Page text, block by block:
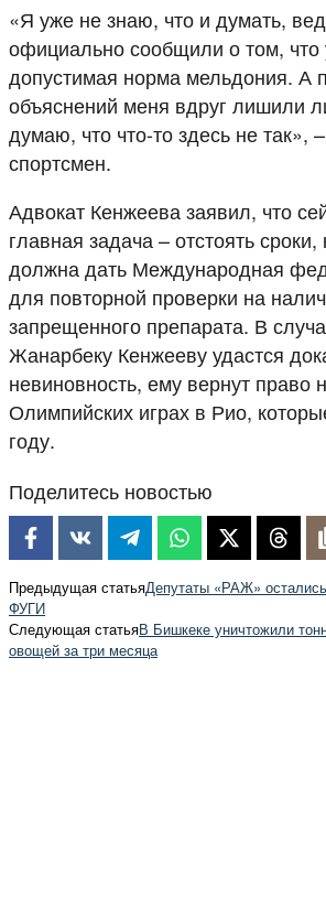
«Я уже не знаю, что и думать,
официально сообщили о том, что
допустимая норма мельдония. А
объяснений меня вдруг лишили
думаю, что что-то здесь не так»,
спортсмен.
Адвокат Кенжеева заявил, что
главная задача – отстоять
должна дать Международная
для повторной проверки на
запрещенного препарата. В
Жанарбеку Кенжееву удастся
невиновность, ему вернут право
Олимпийских играх в Рио,
году.
Поделитесь новостью
Предыдущая статьяДепутаты «РАЖ»
ФУГИ
Следующая статьяВ Бишкеке уничтожили
овощей за три месяца